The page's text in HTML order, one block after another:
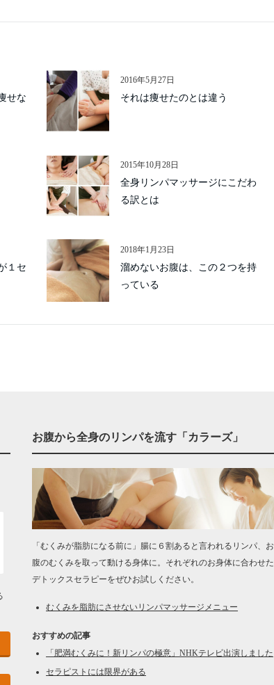
せな
2016年5月27日
それは痩せたのとは違う
2015年10月28日
全身リンパマッサージにこだわ
る訳とは
１セ
2018年1月23日
溜めないお腹は、この２つを持
っている
お腹から全身のリンパを流す「カラーズ」
「むくみが脂肪になる前に」腸に６割あると言われるリンパ、お
腹のむくみを取って動ける身体に。それぞれのお身体に合わせた
デトックスセラピーをぜひお試しください。
むくみを脂肪にさせないリンパマッサージメニュー
おすすめの記事
「肥満むくみに！新リンパの極意」NHKテレビ出演しました
セラピストには限界がある